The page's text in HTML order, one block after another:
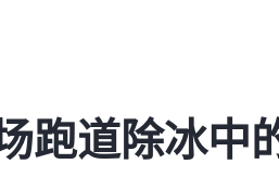
跑道除冰中